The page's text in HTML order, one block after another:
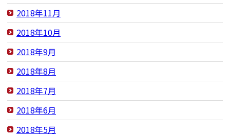
2018年11月
2018年10月
2018年9月
2018年8月
2018年7月
2018年6月
2018年5月